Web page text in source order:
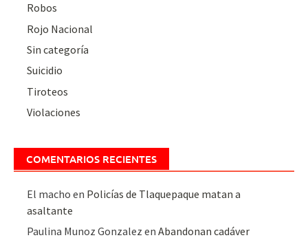
Robos
Rojo Nacional
Sin categoría
Suicidio
Tiroteos
Violaciones
COMENTARIOS RECIENTES
El macho en Policías de Tlaquepaque matan a
asaltante
Paulina Munoz Gonzalez enAbandonan cadáver